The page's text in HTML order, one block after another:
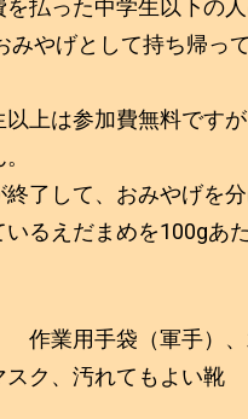
払った中学生以下の人
みやげとして持ち帰っ
上は参加費無料ですが
了して、おみやげを分
いるえだまめを100gあ
作業用手袋（軍手）、
スク、汚れてもよい靴